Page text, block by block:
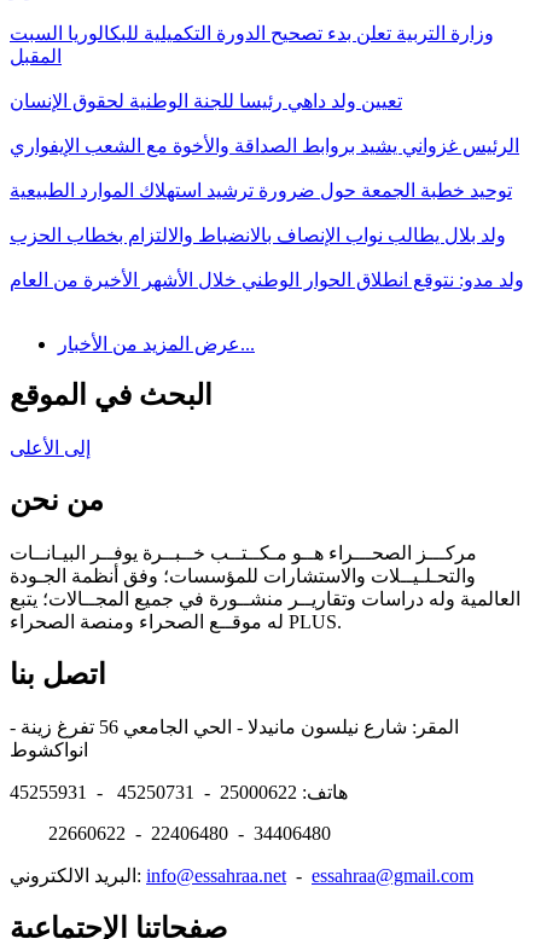
وزارة التربية تعلن بدء تصحيح الدورة التكميلية للبكالوريا السبت
المقبل
تعيين ولد داهي رئيسا للجنة الوطنية لحقوق الإنسان
الرئيس غزواني يشيد بروابط الصداقة والأخوة مع الشعب الإيفواري
توحيد خطبة الجمعة حول ضرورة ترشيد استهلاك الموارد الطبيعية
ولد بلال يطالب نواب الإنصاف بالانضباط والالتزام بخطاب الحزب
ولد مدو: نتوقع انطلاق الحوار الوطني خلال الأشهر الأخيرة من العام
عرض المزيد من الأخبار...
البحث في الموقع
إلى الأعلى
من نحن
مركـــز الصحـــراء هــو مـكــتــب خــبــرة يوفــر البيـانــات
والتحـلـيــلات والاستشارات للمؤسسات؛ وفق أنظمة الجـودة
العالمية وله دراسات وتقاريــر منشــورة في جميع المجــالات؛ يتبع
له موقــع الصحراء ومنصة الصحراء PLUS.
اتصل بنا
المقر: شارع نيلسون مانيدلا - الحي الجامعي 56 تفرغ زينة -
هاتف: 25000622 - 45250731 - 45255931
22660622 - 22406480 - 34406480
البريد الالكتروني: info@essahraa.net - essahraa@gmail.com
صفحاتنا الإجتماعية